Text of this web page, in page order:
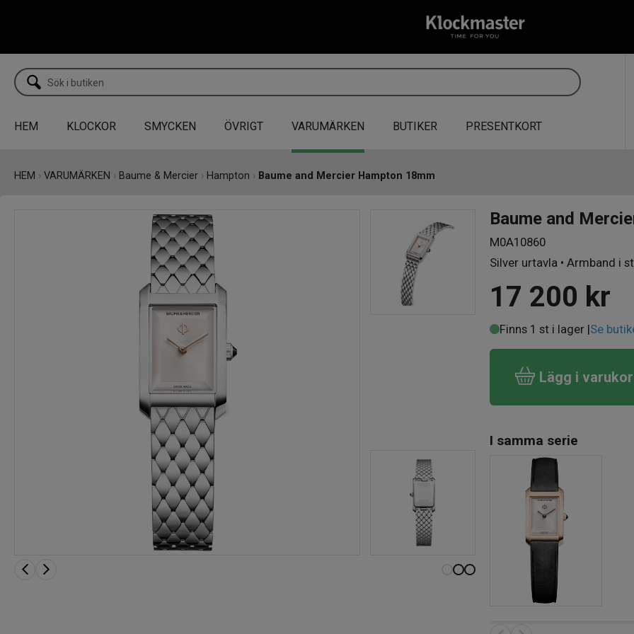
HEM KLOCKOR SMYCKEN ÖVRIGT VARUMÄRKEN BUTIKER PRESENTKORT
HEM › VARUMÄRKEN › Baume & Mercier › Hampton › Baume and Mercier Hampton 18mm
Baume and
M0A10860
Silver urtavla • Armband i
17 200 kr
Finns 1 st i lager |Se
Lägg i
I samma serie